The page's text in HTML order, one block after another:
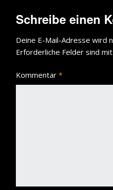
Schreibe einen
Deine E-Mail-Adresse wird
Erforderliche Felder sind mit
Kommentar *